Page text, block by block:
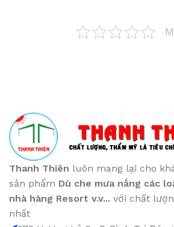
Thanh Thiên luôn mang lại cho
sản phẩm Dù che mưa nắng các
nhà hàng Resort v.v... với chất
nhất